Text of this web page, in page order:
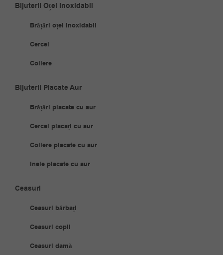
Bijuterii Oțel Inoxidabil
Brățări oțel inoxidabil
Cercei
Coliere
Bijuterii Placate Aur
Brățări placate cu aur
Cercei placați cu aur
Coliere placate cu aur
Inele placate cu aur
Ceasuri
Ceasuri bărbați
Ceasuri copii
Ceasuri damă